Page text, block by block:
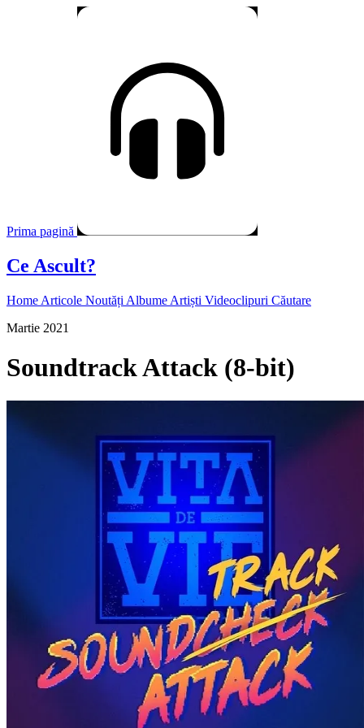
Prima pagină
Ce Ascult?
Home Articole Noutăți Albume Artiști Videoclipuri Căutare
Martie 2021
Soundtrack Attack (8-bit)
Pagina externă
Vezi pagina artistului